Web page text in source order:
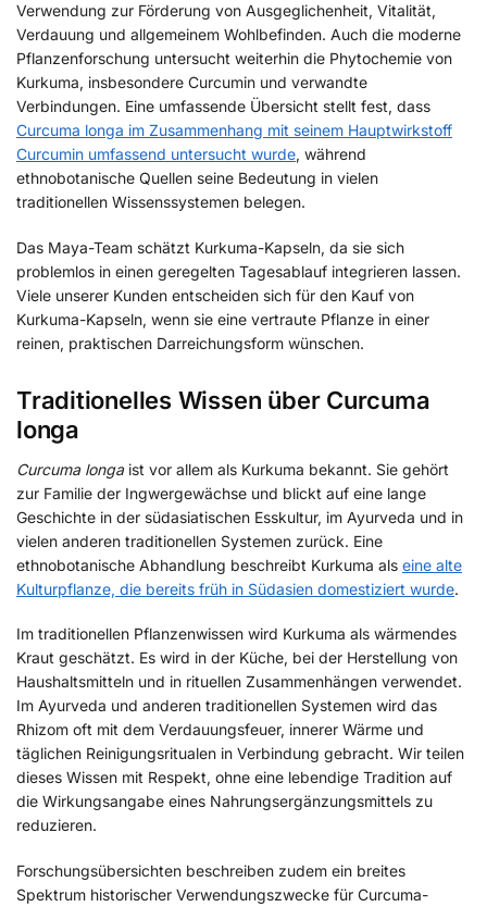
Verwendung zur Förderung von Ausgeglichenheit, Vitalität,
Verdauung und allgemeinem Wohlbefinden. Auch die moderne
Pflanzenforschung untersucht weiterhin die Phytochemie von
Kurkuma, insbesondere Curcumin und verwandte
Verbindungen. Eine umfassende Übersicht stellt fest, dass
Curcuma longa im Zusammenhang mit seinem Hauptwirkstoff
Curcumin umfassend untersucht wurde, während
ethnobotanische Quellen seine Bedeutung in vielen
traditionellen Wissenssystemen belegen.
Das Maya-Team schätzt Kurkuma-Kapseln, da sie sich
problemlos in einen geregelten Tagesablauf integrieren lassen.
Viele unserer Kunden entscheiden sich für den Kauf von
Kurkuma-Kapseln, wenn sie eine vertraute Pflanze in einer
reinen, praktischen Darreichungsform wünschen.
Traditionelles Wissen über Curcuma
longa
Curcuma longaist vor allem als Kurkuma bekannt. Sie gehört
zur Familie der Ingwergewächse und blickt auf eine lange
Geschichte in der südasiatischen Esskultur, im Ayurveda und in
vielen anderen traditionellen Systemen zurück. Eine
ethnobotanische Abhandlung beschreibt Kurkuma als eine alte
Kulturpflanze, die bereits früh in Südasien domestiziert wurde.
Im traditionellen Pflanzenwissen wird Kurkuma als wärmendes
Kraut geschätzt. Es wird in der Küche, bei der Herstellung von
Haushaltsmitteln und in rituellen Zusammenhängen verwendet.
Im Ayurveda und anderen traditionellen Systemen wird das
Rhizom oft mit dem Verdauungsfeuer, innerer Wärme und
täglichen Reinigungsritualen in Verbindung gebracht. Wir teilen
dieses Wissen mit Respekt, ohne eine lebendige Tradition auf
die Wirkungsangabe eines Nahrungsergänzungsmittels zu
reduzieren.
Forschungsübersichten beschreiben zudem ein breites
Spektrum historischer Verwendungszwecke für Curcuma-